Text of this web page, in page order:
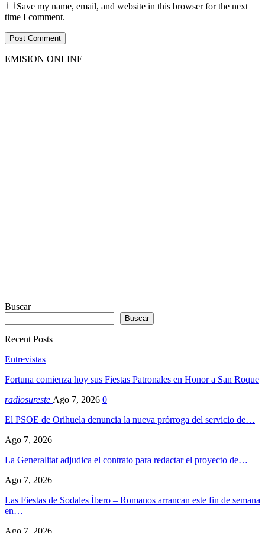
Save my name, email, and website in this browser for the next
time I comment.
EMISION ONLINE
Buscar
Buscar
Recent Posts
Entrevistas
Fortuna comienza hoy sus Fiestas Patronales en Honor a San Roque
radiosureste Ago 7, 2026 0
El PSOE de Orihuela denuncia la nueva prórroga del servicio de…
Ago 7, 2026
La Generalitat adjudica el contrato para redactar el proyecto de…
Ago 7, 2026
Las Fiestas de Sodales Íbero – Romanos arrancan este fin de semana
en…
Ago 7, 2026